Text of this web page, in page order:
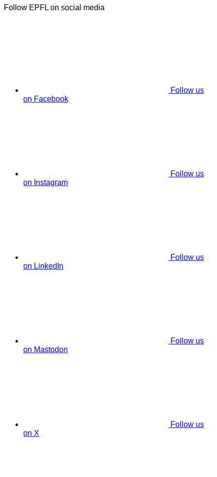
Follow EPFL on social media
Follow us
on Facebook
Follow us
on Instagram
Follow us
on LinkedIn
Follow us
on Mastodon
Follow us
on X